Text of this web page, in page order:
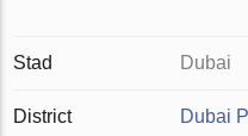
Stad Dubai
District Dubai